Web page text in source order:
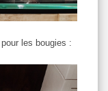
les bougies :